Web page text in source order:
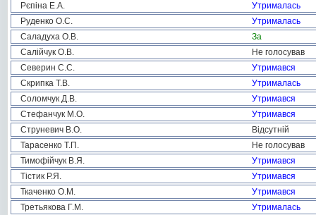
Рєпіна Е.А.
Утрималась
Руденко О.С.
Утрималась
Саладуха О.В.
За
Салійчук О.В.
Не голосував
Северин С.С.
Утримався
Скрипка Т.В.
Утрималась
Соломчук Д.В.
Утримався
Стефанчук М.О.
Утримався
Струневич В.О.
Відсутній
Тарасенко Т.П.
Не голосував
Тимофійчук В.Я.
Утримався
Тістик Р.Я.
Утримався
Ткаченко О.М.
Утримався
Третьякова Г.М.
Утрималась